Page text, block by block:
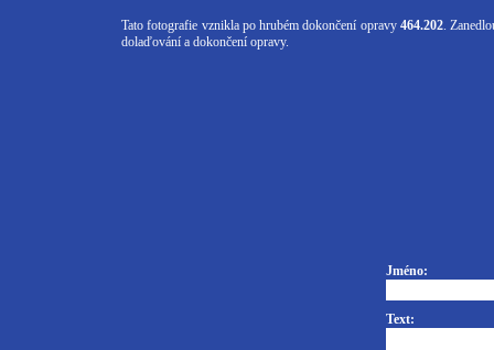
Tato fotografie vznikla po hrubém dokončení opravy 464.202.
dolaďování a dokončení opravy.
Jméno:
Text: